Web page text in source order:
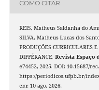
COMO CITAR
REIS, Matheus Saldanha do
SILVA, Matheus Lucas dos
PRODUÇÕES CURRICULARES
DIFFÉRANCE. Revista Espaço
e74452, 2025. DOI: 10.15687/
https://periodicos.ufpb.br/
em: 10 ago. 2026.